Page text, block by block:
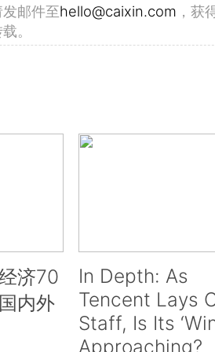
邮件至hello@caixin.com ，获
。
济70
内外
In Depth: As
Tencent Lays
Staff, Is Its
Approaching?